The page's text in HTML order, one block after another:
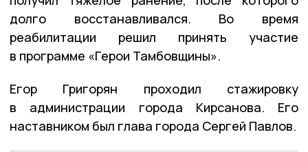
долго восстанавливался. Во время
реабилитации решил принять участие
в программе «Герои Тамбовщины».
Егор Григорян проходил стажировку
в администрации города Кирсанова. Его
наставником был глава города Сергей Павлов.